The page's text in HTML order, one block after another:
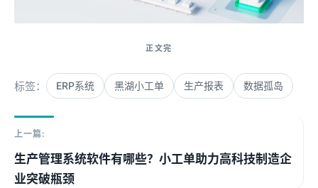
标签： ERP系统 黑湖小工单 生产报表 数据孤岛
上一篇:
生产管理系统软件有哪些？小工单助力高科技制造企
业突破瓶颈